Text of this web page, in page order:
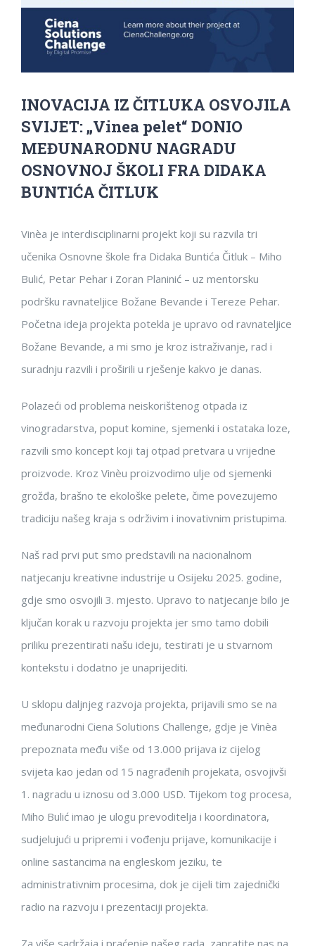
INOVACIJA IZ ČITLUKA OSVOJILA
SVIJET: „Vinea pelet“ DONIO
MEĐUNARODNU NAGRADU
OSNOVNOJ ŠKOLI FRA DIDAKA
BUNTIĆA ČITLUK
Vinèa je interdisciplinarni projekt koji su razvila tri
učenika Osnovne škole fra Didaka Buntića Čitluk – Miho
Bulić, Petar Pehar i Zoran Planinić – uz mentorsku
podršku ravnateljice Božane Bevande i Tereze Pehar.
Početna ideja projekta potekla je upravo od ravnateljice
Božane Bevande, a mi smo je kroz istraživanje, rad i
suradnju razvili i proširili u rješenje kakvo je danas.
Polazeći od problema neiskorištenog otpada iz
vinogradarstva, poput komine, sjemenki i ostataka loze,
razvili smo koncept koji taj otpad pretvara u vrijedne
proizvode. Kroz Vinèu proizvodimo ulje od sjemenki
grožđa, brašno te ekološke pelete, čime povezujemo
tradiciju našeg kraja s održivim i inovativnim pristupima.
Naš rad prvi put smo predstavili na nacionalnom
natjecanju kreativne industrije u Osijeku 2025. godine,
gdje smo osvojili 3. mjesto. Upravo to natjecanje bilo je
ključan korak u razvoju projekta jer smo tamo dobili
priliku prezentirati našu ideju, testirati je u stvarnom
kontekstu i dodatno je unaprijediti.
U sklopu daljnjeg razvoja projekta, prijavili smo se na
međunarodni Ciena Solutions Challenge, gdje je Vinèa
prepoznata među više od 13.000 prijava iz cijelog
svijeta kao jedan od 15 nagrađenih projekata, osvojivši
1. nagradu u iznosu od 3.000 USD. Tijekom tog procesa,
Miho Bulić imao je ulogu prevoditelja i koordinatora,
sudjelujući u pripremi i vođenju prijave, komunikacije i
online sastancima na engleskom jeziku, te
administrativnim procesima, dok je cijeli tim zajednički
radio na razvoju i prezentaciji projekta.
Za više sadržaja i praćenje našeg rada, zapratite nas na